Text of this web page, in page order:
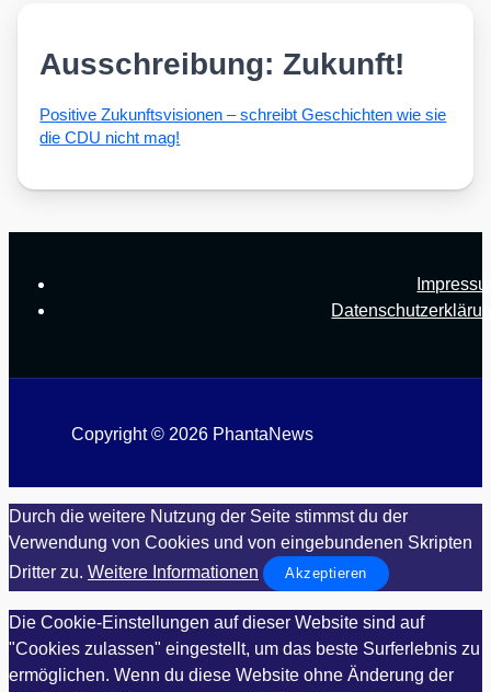
Ausschreibung: Zukunft!
Posi­ti­ve Zukunfts­vi­sio­nen – schreibt Geschich­ten wie sie
die CDU nicht mag!
Copyright © 2026 PhantaNews
Durch die weitere Nutzung der Seite stimmst du der
Verwendung von Cookies und von eingebundenen Skripten
Dritter zu. Weitere Informationen Akzeptieren
Die Cookie-Einstellungen auf dieser Website sind auf
"Cookies zulassen" eingestellt, um das beste Surferlebnis zu
ermöglichen. Wenn du diese Website ohne Änderung der